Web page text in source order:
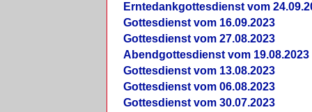
Erntedankgottesdienst vom
Gottesdienst vom 16.09.2023
Gottesdienst vom 27.08.2023
Abendgottesdienst vom 19.08.2023
Gottesdienst vom 13.08.2023
Gottesdienst vom 06.08.2023
Gottesdienst vom 30.07.2023